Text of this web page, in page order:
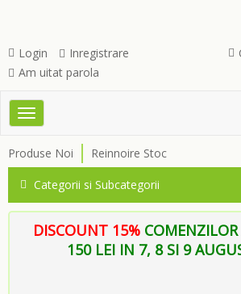
Login
Inregistrare
Am uitat parola
Toggle
Produse Noi Reinnoire Stoc
Categorii si Subcategorii
DISCOUNT 15%
150 LEI IN 7, 8 SI 9